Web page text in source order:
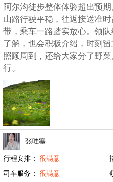
阿尔沟徒步整体体验超出预
山路行驶平稳，往返接送准
带，乘车一路踏实放心。领
了解，也会积极介绍，时刻
照顾周到，还给大家分了野
行。
张哇塞
行程安排：很满意
司车服务：很满意